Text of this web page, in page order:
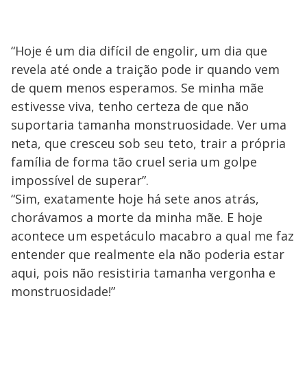
“Hoje é um dia difícil de engolir, um dia que
revela até onde a traição pode ir quando vem
de quem menos esperamos. Se minha mãe
estivesse viva, tenho certeza de que não
suportaria tamanha monstruosidade. Ver uma
neta, que cresceu sob seu teto, trair a própria
família de forma tão cruel seria um golpe
impossível de superar”.
“Sim, exatamente hoje há sete anos atrás,
chorávamos a morte da minha mãe. E hoje
acontece um espetáculo macabro a qual me faz
entender que realmente ela não poderia estar
aqui, pois não resistiria tamanha vergonha e
monstruosidade!”